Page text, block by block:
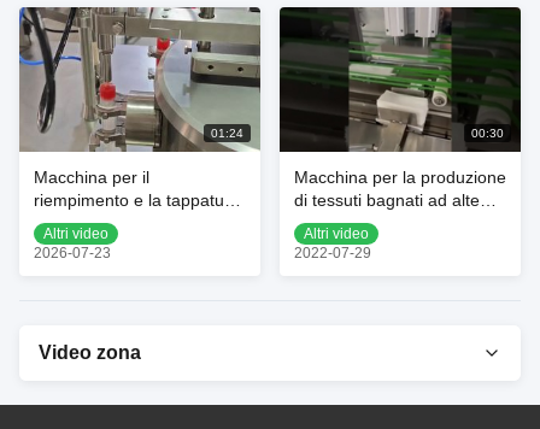
01:24
Macchina per il
riempimento e la tappatura
di siringhe preriempite
DZA100
Altri video
2026-07-23
00:30
Macchina per la produzione
di tessuti bagnati ad alte
prestazioni con controllo
PLC
Altri video
2022-07-29
Video zona
Home Video